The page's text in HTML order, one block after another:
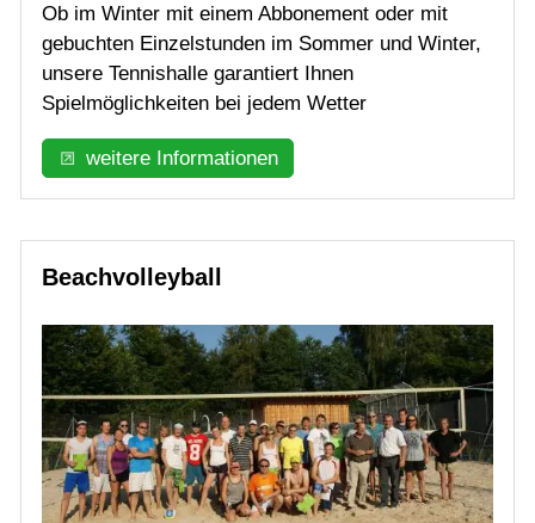
Ob im Winter mit einem Abbonement oder mit
gebuchten Einzelstunden im Sommer und Winter,
unsere Tennishalle garantiert Ihnen
Spielmöglichkeiten bei jedem Wetter
weitere Informationen
Beachvolleyball